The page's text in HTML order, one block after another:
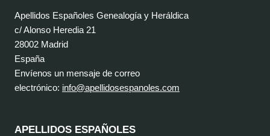
Apellidos Españoles Genealogía y Heráldica
c/ Alonso Heredia 21
28002 Madrid
España
Envíenos un mensaje de correo
electrónico: info@apellidosespanoles.com
APELLIDOS ESPAÑOLES